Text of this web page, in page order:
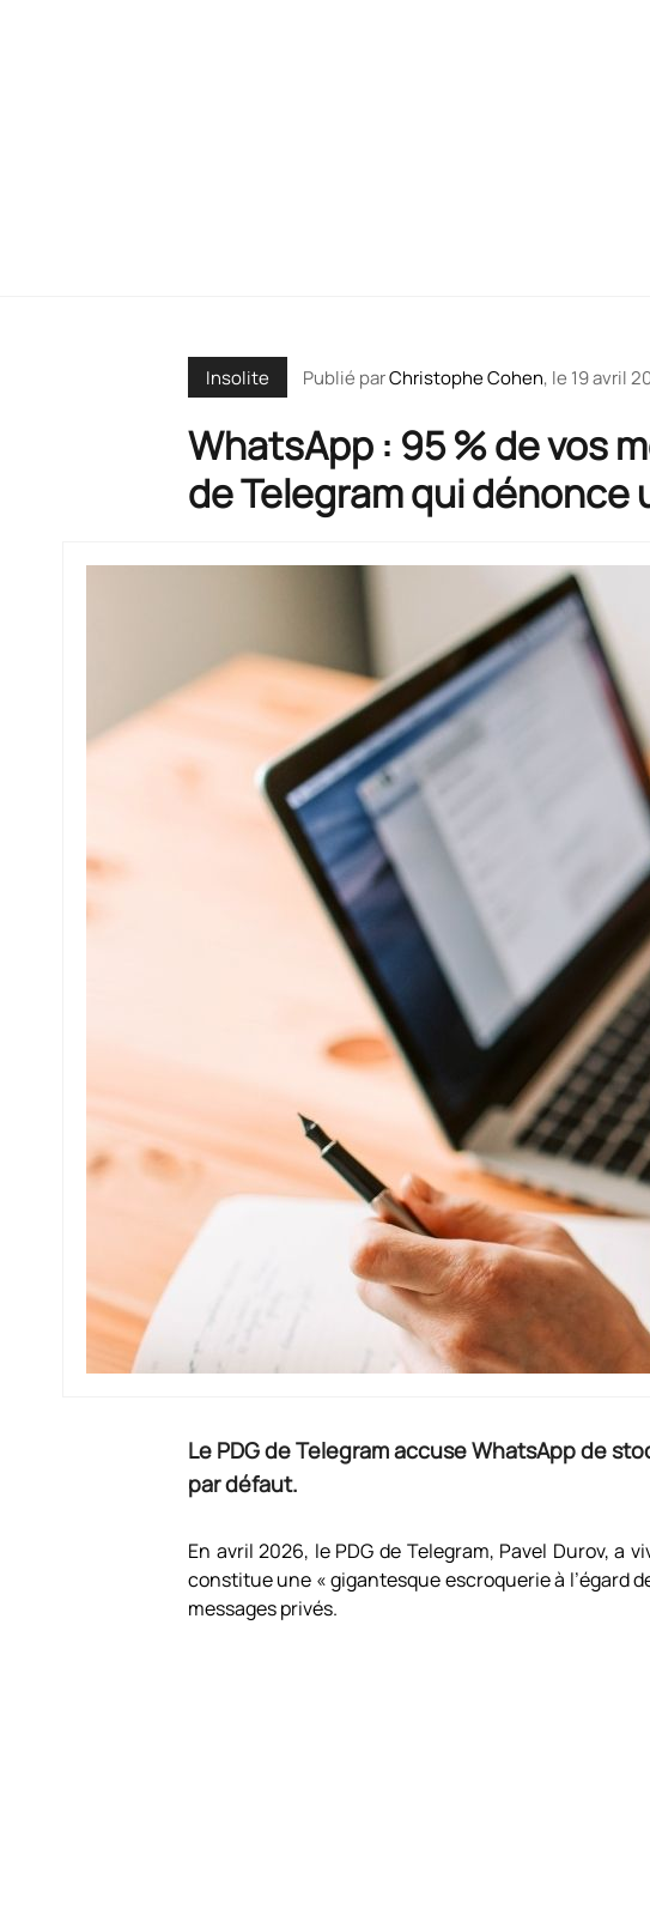
Insolite Publié parChristophe Cohen, le 19 avril
WhatsApp : 95 % de vos
de Telegram qui
Le PDG de Telegram accuse WhatsApp de
par défaut.
En avril 2026, le PDG de Telegram, Pavel Durov, a
constitue une « gigantesque escroquerie à l’égard
messages privés.